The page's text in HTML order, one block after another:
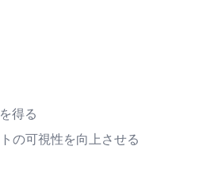
得る
の可視性を向上させる